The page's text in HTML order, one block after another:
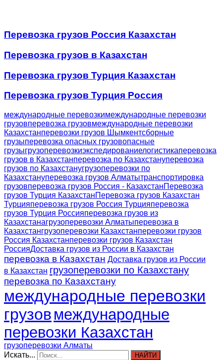
Перевозка грузов Россия Казахстан
Перевозка грузов в Казахстан
Перевозка грузов Турция Казахстан
Перевозка грузов Турция Россия
международные перевозкимеждународные перевозки
грузовперевозка грузовмеждународные перевозки
Казахстанперевозки грузов Шымкентсборные
грузыперевозка опасных грузовопасные
грузыгрузоперевозкиэкспедированиелогистикаперевозка
грузов в Казахстанперевозка по Казахстануперевозка
грузов по Казахстанугрузоперевозки по
Казахстануперевозка грузов Алматытранспортировка
грузовперевозка грузов Россия - КазахстанПеревозка
грузов Турция КазахстанПеревозка грузов Казахстан
Турцияперевозка грузов Россия Турцияперевозка
грузов Турция Россияперевозка грузов из
Казахстанагрузоперевозки Алматыперевозка в
Казахстангрузоперевозки Казахстанперевозки грузов
Россия Казахстанперевозки грузов Казахстан
РоссияДоставка грузов из России в Казахстан
перевозка в Казахстан Доставка грузов из России
в Казахстан грузоперевозки по Казахстану
перевозка по Казахстану
международные перевозки
грузов международные
перевозки Казахстан
грузоперевозки Алматы
Искать...
НАЙТИ